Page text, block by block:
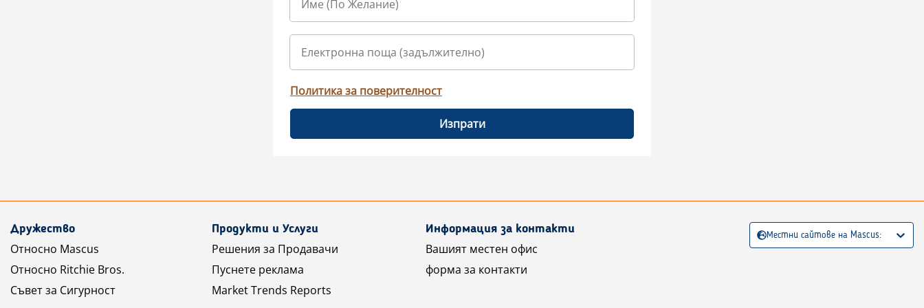
Политика за поверителност
Изпрати
Дружество
Относно Mascus
Относно Ritchie Bros.
Съвет за Сигурност
Продукти и Услуги
Решения за Продавачи
Пуснете реклама
Market Trends Reports
Информация за контакти
Вашият местен офис
форма за контакти
Местни сайтове на Mascus: